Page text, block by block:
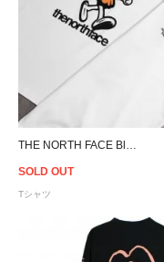
SOLD OUT
Tシャツ